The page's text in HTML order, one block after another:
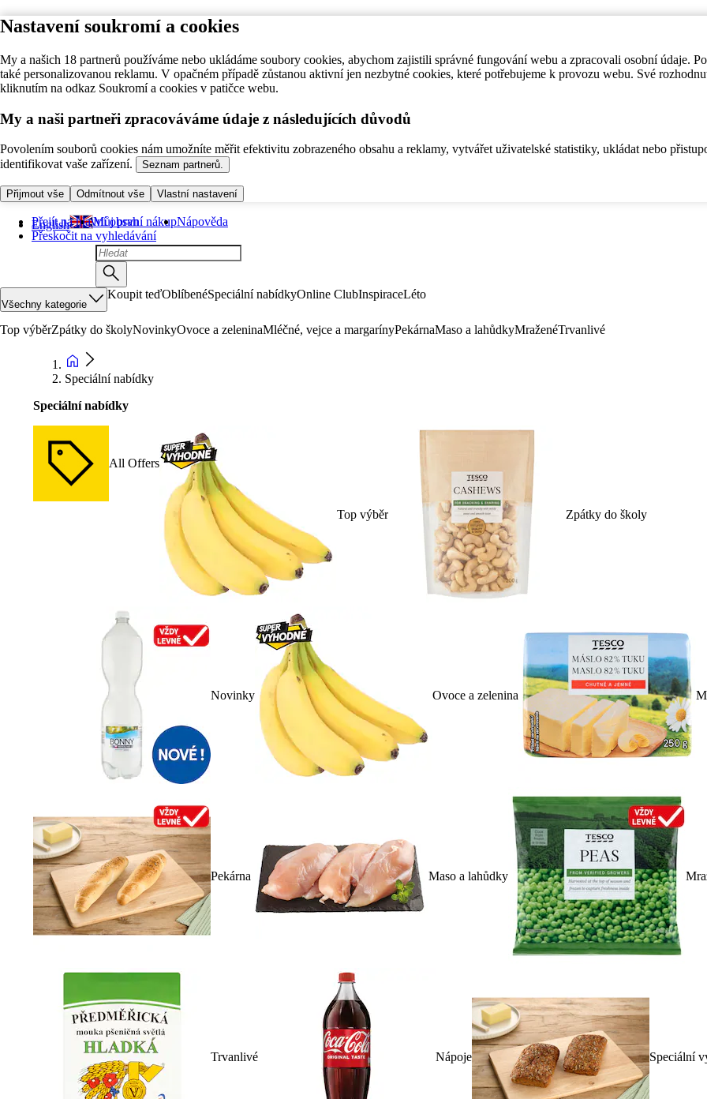
Nastavení soukromí a cookies
My a našich 18 partnerů používáme nebo ukládáme soubory cookies, abychom zajistili správné fungování webu a zpracovali osobní údaje.
také personalizovanou reklamu. V opačném případě zůstanou aktivní jen nezbytné cookies, které potřebujeme k provozu webu. Své
kliknutím na odkaz Soukromí a cookies v patičce webu.
My a naši partneři zpracováváme údaje z následujících důvodů
Povolením souborů cookies nám umožníte měřit efektivitu zobrazeného obsahu a reklamy, vytvářet uživatelské statistiky, ukládat nebo
identifikovat vaše zařízení.
Seznam partnerů.
Přijmout vše Odmítnout vše Vlastní nastavení
Přejít na hlavní obsah
Přeskočit na vyhledávání
English Můj první nákupNápověda
Všechny kategorie
Koupit teďOblíbenéSpeciální nabídkyOnline ClubInspiraceLéto
Top výběrZpátky do školyNovinkyOvoce a zeleninaMléčné, vejce a margarínyPekárnaMaso a lahůdkyMraženéTrvanlivé
Speciální nabídky
Speciální nabídky
All Offers
Top výběr Zpátky do školy
Novinky Ovoce a zelenina
Pekárna Maso a lahůdky
Trvanlivé Nápoje Speciální